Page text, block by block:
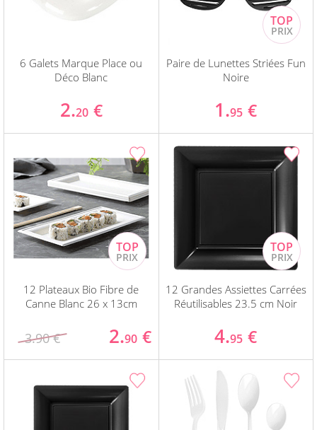
6 Galets Marque Place ou
Déco Blanc
2.20 €
Paire de Lunettes Striées Fun
Noire
1.95 €
12 Plateaux Bio Fibre de
Canne Blanc 26 x 13cm
3.90 € 2.90 €
12 Grandes Assiettes Carrées
Réutilisables 23.5 cm Noir
4.95 €